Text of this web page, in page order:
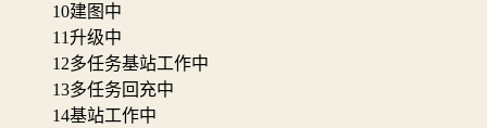
10建图中
11升级中
12多任务基站工作中
13多任务回充中
14基站工作中